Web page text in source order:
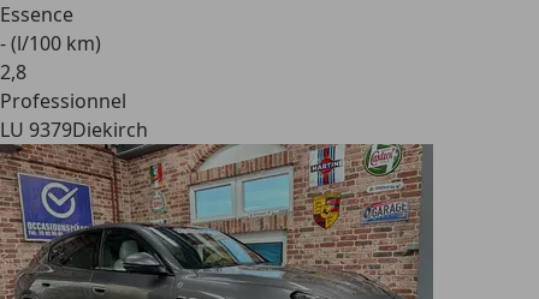
Essence
- (l/100 km)
2,8
Professionnel
LU 9379Diekirch